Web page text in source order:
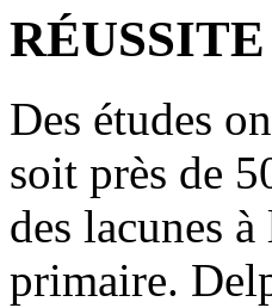
Des études
soit près de
des lacunes
primaire.